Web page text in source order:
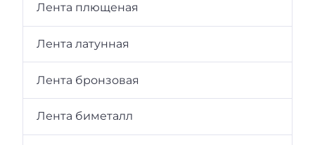
Лента плющеная
Лента латунная
Лента бронзовая
Лента биметалл